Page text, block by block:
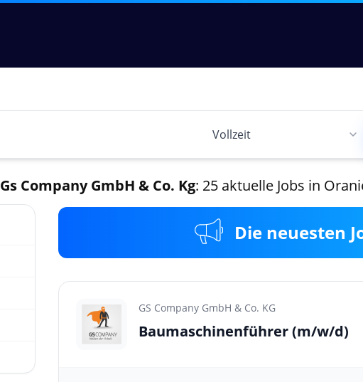
Gs Company GmbH & Co. Kg: 25 aktuelle Jobs in
Die neuesten
GS Company GmbH & Co. KG
Baumaschinenführer(m/w/d)